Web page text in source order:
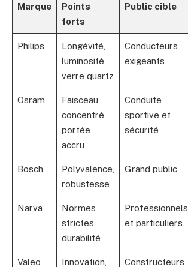
Marque
Points
forts
Public cible
Philips
Longévité,
luminosité,
verre quartz
Conducteurs
exigeants
Osram
Faisceau
concentré,
portée
accru
Conduite
sportive et
sécurité
Bosch
Polyvalence,
robustesse
Grand public
Narva
Normes
strictes,
durabilité
Professionnels
et particuliers
Valeo
Innovation,
Constructeurs